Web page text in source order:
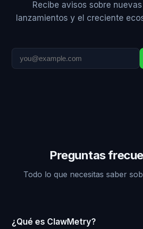
Recibe avisos sobre
lanzamientos y el creciente
Preguntas
Todo lo que necesitas saber
¿Qué es ClawMetry?